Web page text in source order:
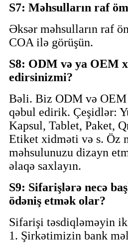
S7: Məhsulların raf
Əksər məhsulların raf
COA ilə görüşün.
S8: ODM və ya OEM
edirsinizmi?
Bəli. Biz ODM və
qəbul edirik. Çeşidlər:
Kapsul, Tablet, Paket,
Etiket xidməti və s. Öz
məhsulunuzu dizayn
əlaqə saxlayın.
S9: Sifarişlərə necə
ödəniş etmək olar?
Sifarişi təsdiqləməyin
1. Şirkətimizin bank